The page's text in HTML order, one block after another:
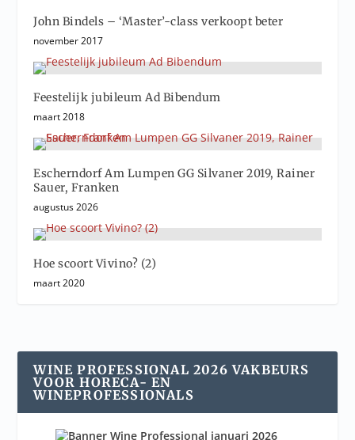
John Bindels – ‘Master’-class verkoopt beter
november 2017
Feestelijk jubileum Ad Bibendum
maart 2018
Escherndorf Am Lumpen GG Silvaner 2019, Rainer
Sauer, Franken
augustus 2026
Hoe scoort Vivino? (2)
maart 2020
WINE PROFESSIONAL 2026 VAKBEURS
VOOR HORECA- EN
WINEPROFESSIONALS